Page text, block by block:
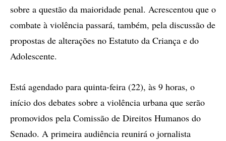
sobre a questão da maioridade penal. Acrescentou que o
combate à violência passará, também, pela discussão de
propostas de alterações no Estatuto da Criança e do
Adolescente.
Está agendado para quinta-feira (22), às 9 horas, o
início dos debates sobre a violência urbana que serão
promovidos pela Comissão de Direitos Humanos do
Senado. A primeira audiência reunirá o jornalista